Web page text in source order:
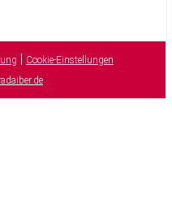
| Cookie-Einstellungen